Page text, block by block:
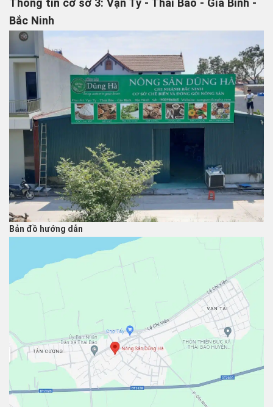
Thông tin cơ sở 3: Vạn Ty - Thái Bảo - Gia Bình -
Bắc Ninh
Bản đồ hướng dẫn